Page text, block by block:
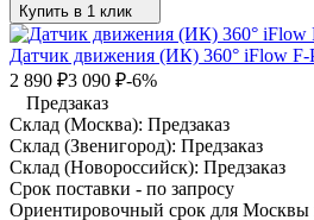
Купить в 1 клик
Датчик движения (ИК) 360° iFlow F-
2 890 ₽3 090 ₽-6%
Предзаказ
Склад (Москва): Предзаказ
Склад (Звенигород): Предзаказ
Склад (Новороссийск): Предзаказ
Срок поставки - по запросу
Ориентировочный срок для